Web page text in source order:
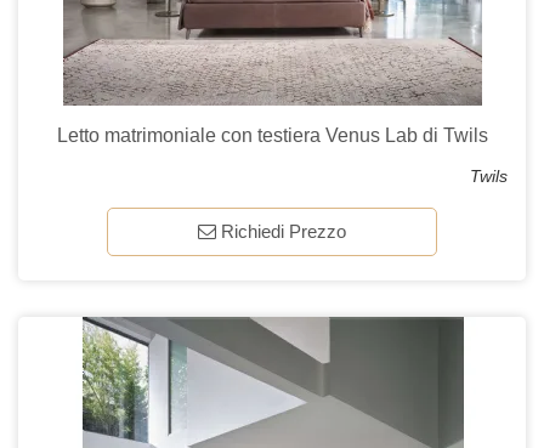
Letto matrimoniale con testiera Venus Lab di Twils
Twils
Richiedi Prezzo